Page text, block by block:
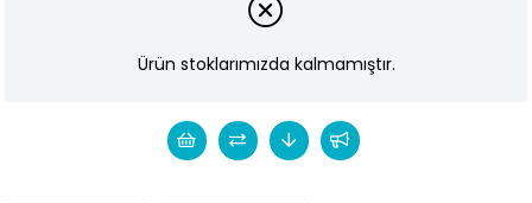
Ürün stoklarımızda kalmamıştır.